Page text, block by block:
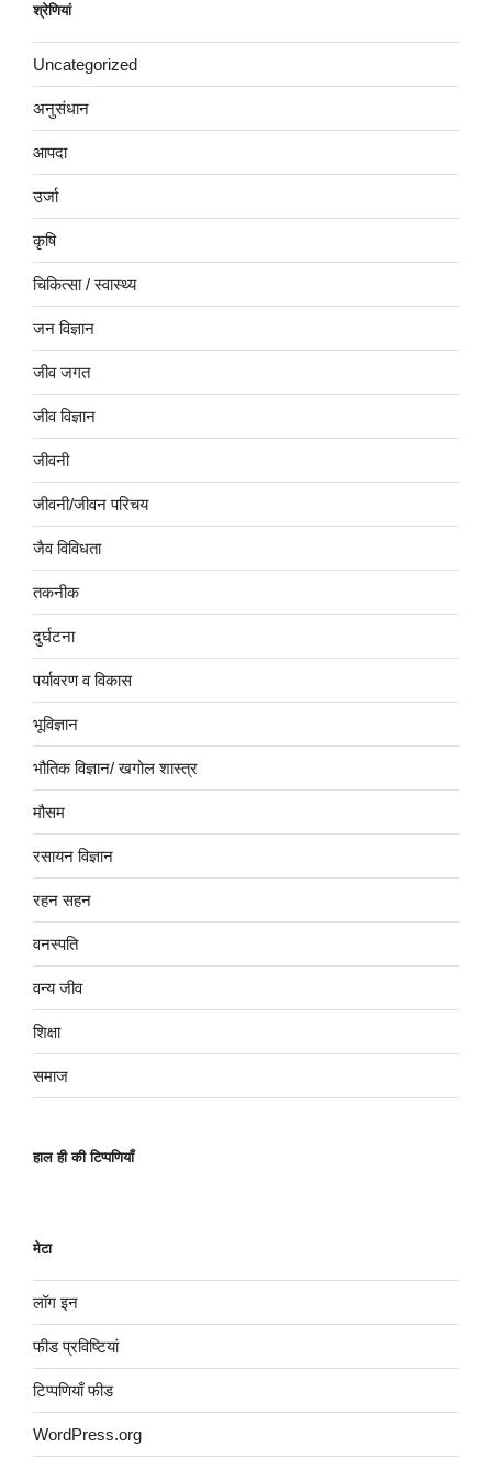
श्रेणियां
Uncategorized
अनुसंधान
आपदा
उर्जा
कृषि
चिकित्सा / स्वास्थ्य
जन विज्ञान
जीव जगत
जीव विज्ञान
जीवनी
जीवनी/जीवन परिचय
जैव विविधता
तकनीक
दुर्घटना
पर्यावरण व विकास
भूविज्ञान
भौतिक विज्ञान/ खगोल शास्त्र
मौसम
रसायन विज्ञान
रहन सहन
वनस्पति
वन्य जीव
शिक्षा
समाज
हाल ही की टिप्पणियाँ
मेटा
लॉग इन
फीड प्रविष्टियां
टिप्पणियाँ फीड
WordPress.org